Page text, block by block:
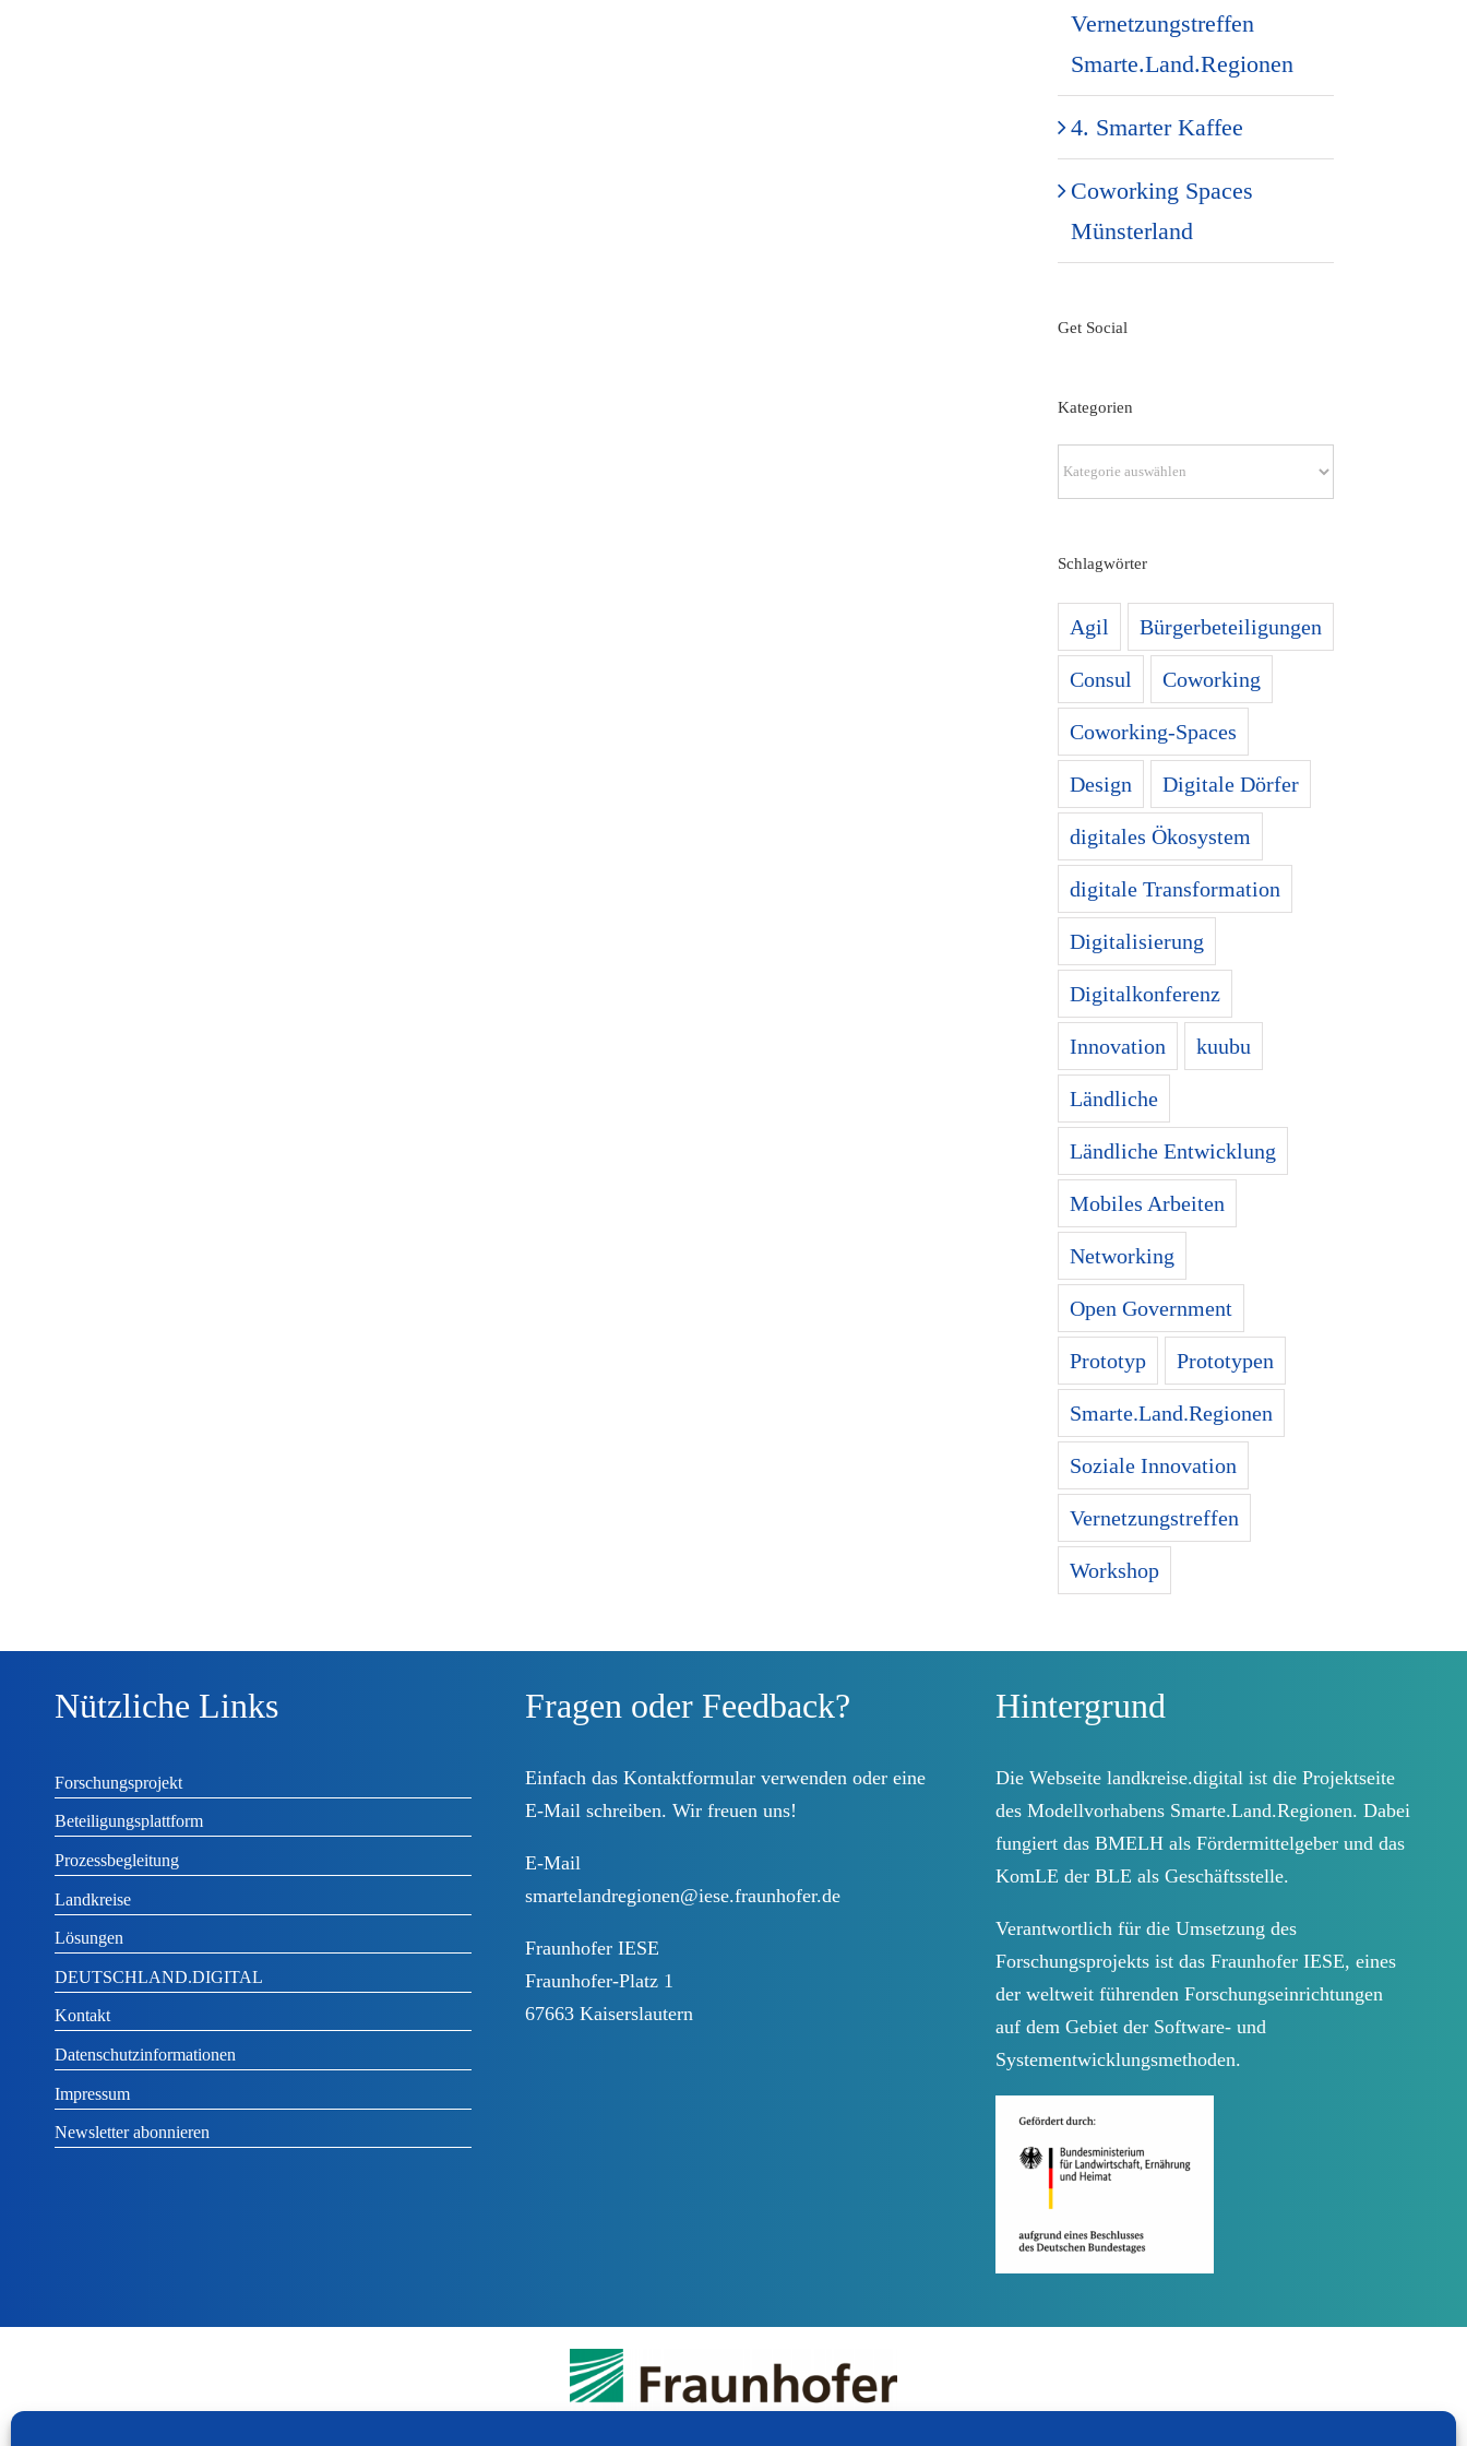
Vernetzungstreffen
Smarte.Land.Regionen
4. Smarter Kaffee
Coworking Spaces
Münsterland
Get Social
Kategorien
Kategorien
Schlagwörter
Agil Bürgerbeteiligungen
Consul Coworking
Coworking-Spaces
Design Digitale Dörfer
digitales Ökosystem
digitale Transformation
Digitalisierung
Digitalkonferenz
Innovation kuubu
Ländliche
Ländliche Entwicklung
Mobiles Arbeiten
Networking
Open Government
Prototyp Prototypen
Smarte.Land.Regionen
Soziale Innovation
Vernetzungstreffen
Workshop
Nützliche Links
Forschungsprojekt
Beteiligungsplattform
Prozessbegleitung
Landkreise
Lösungen
DEUTSCHLAND.DIGITAL
Kontakt
Datenschutzinformationen
Impressum
Newsletter abonnieren
Fragen oder Feedback?
Einfach dasKontaktformular verwenden oder eine
E-Mail schreiben. Wir freuen uns!
E-Mail
smartelandregionen@iese.fraunhofer.de
Fraunhofer IESE
Fraunhofer-Platz 1
67663 Kaiserslautern
Hintergrund
Die Webseite landkreise.digital ist die Projektseite
des Modellvorhabens Smarte.Land.Regionen. Dabei
fungiert das BMELH als Fördermittelgeber und das
KomLE der BLE als Geschäftsstelle.
Verantwortlich für die Umsetzung des
Forschungsprojekts ist das Fraunhofer IESE, eines
der weltweit führenden Forschungseinrichtungen
auf dem Gebiet der Software- und
Systementwicklungsmethoden.